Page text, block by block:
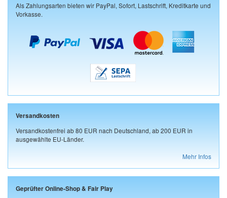
Als Zahlungsarten bieten wir PayPal, Sofort, Lastschrift, Kreditkarte und
Vorkasse.
Versandkosten
Versandkostenfrei ab 80 EUR nach Deutschland, ab 200 EUR in
ausgewählte EU-Länder.
Mehr Infos
Geprüfter Online-Shop & Fair Play